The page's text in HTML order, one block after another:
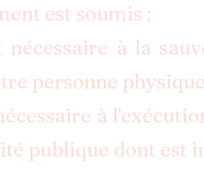
est soumis ;
à la
personne
à
publique dont est